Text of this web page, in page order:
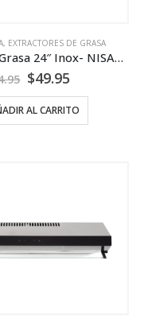
, EXTRACTORES DE GRASA
Extractor de Grasa 24″ Inox- NISATO
$49.95
AL CARRITO